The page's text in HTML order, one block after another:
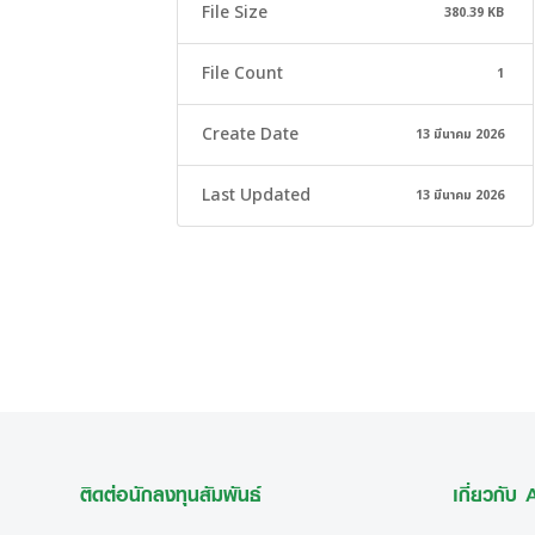
File Size 380.39 KB
File Count 1
Create Date 13 มีนาคม 2026
Last Updated 13 มีนาคม 2026
ติดต่อนักลงทุนสัมพันธ์ เกี่ยวกับ